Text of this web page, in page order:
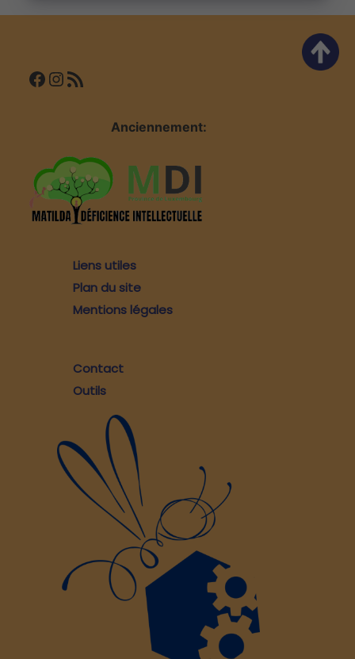
l’article
Facebook InstagramFlux RSS
Anciennement:
Liens utiles
Plan du site
Mentions légales
Contact
Outils